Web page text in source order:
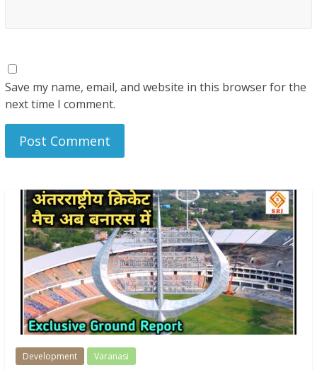
Save my name, email, and website in this browser for the
next time I comment.
Development Varanasi